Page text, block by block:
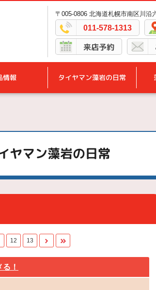
〒005-0806 北海道札幌市南区川沿
011-578-1313
来店予約
情報 タイヤマン藻岩の日常
ヤマン藻岩の日常
12 13
！